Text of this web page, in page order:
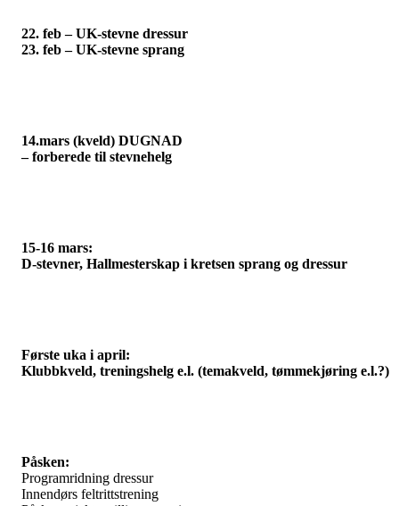
22. feb – UK-stevne dressur
23. feb – UK-stevne sprang
14.mars (kveld) DUGNAD
– forberede til stevnehelg
15-16 mars:
D-stevner, Hallmesterskap i kretsen sprang og dressur
Første uka i april:
Klubbkveld, treningshelg e.l. (temakveld, tømmekjøring e.l.?)
Påsken:
Programridning dressur
Innendørs feltrittstrening